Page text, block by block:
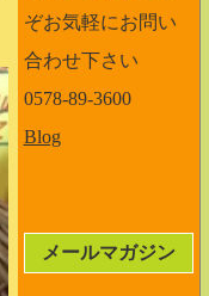
ぞお気軽にお問い
合わせ下さい
0578-89-3600
Blog
メールマガジン